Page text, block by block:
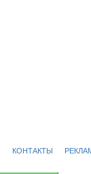
КОНТАКТЫ